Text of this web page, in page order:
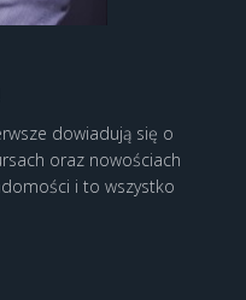
dowiadują się o
oraz nowościach
i to wszystko